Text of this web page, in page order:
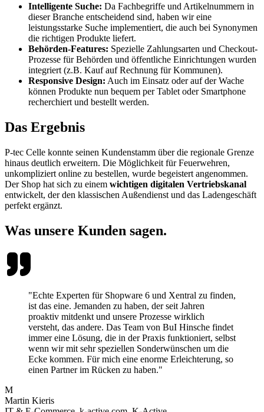
Intelligente Suche: Da Fachbegriffe und Artikelnummern in
dieser Branche entscheidend sind, haben wir eine
leistungsstarke Suche implementiert, die auch bei Synonymen
die richtigen Produkte liefert.
Behörden-Features: Spezielle Zahlungsarten und Checkout-
Prozesse für Behörden und öffentliche Einrichtungen wurden
integriert (z.B. Kauf auf Rechnung für Kommunen).
Responsive Design: Auch im Einsatz oder auf der Wache
können Produkte nun bequem per Tablet oder Smartphone
recherchiert und bestellt werden.
Das Ergebnis
P-tec Celle konnte seinen Kundenstamm über die regionale Grenze
hinaus deutlich erweitern. Die Möglichkeit für Feuerwehren,
unkompliziert online zu bestellen, wurde begeistert angenommen.
Der Shop hat sich zu einem wichtigen digitalen Vertriebskanal
entwickelt, der den klassischen Außendienst und das Ladengeschäft
perfekt ergänzt.
Was unsere Kunden sagen.
"Echte Experten für Shopware 6 und Xentral zu finden,
ist das eine. Jemanden zu haben, der seit Jahren
proaktiv mitdenkt und unsere Prozesse wirklich
versteht, das andere. Das Team von BuI Hinsche findet
immer eine Lösung, die in der Praxis funktioniert, selbst
wenn wir mit sehr speziellen Sonderwünschen um die
Ecke kommen. Für mich eine enorme Erleichterung, so
einen Partner im Rücken zu haben."
M
Martin Kieris